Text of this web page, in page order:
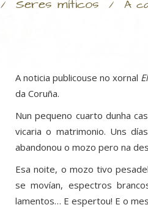
Seres míticos / A
A noticia publicouse no xornal
da Coruña.
Nun pequeno cuarto dunha
vicaria o matrimonio. Uns
abandonou o mozo pero na
Esa noite, o mozo tivo
se movían, espectros
lamentos… E espertou! E o